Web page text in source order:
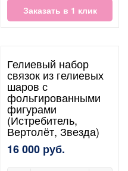
Заказать в 1 клик
Гелиевый набор
связок из гелиевых
шаров с
фольгированными
фигурами
(Истребитель,
Вертолёт, Звезда)
16 000 руб.